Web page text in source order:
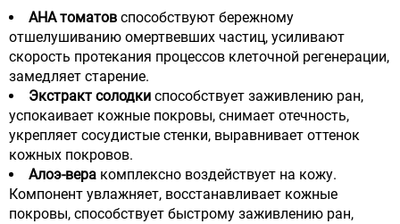
АНА томатов способствуют бережному
отшелушиванию омертвевших частиц, усиливают
скорость протекания процессов клеточной регенерации,
замедляет старение.
Экстракт солодки способствует заживлению ран,
успокаивает кожные покровы, снимает отечность,
укрепляет сосудистые стенки, выравнивает оттенок
кожных покровов.
Алоэ-вера комплексно воздействует на кожу.
Компонент увлажняет, восстанавливает кожные
покровы, способствует быстрому заживлению ран,